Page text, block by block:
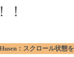
！
：スクロール状態